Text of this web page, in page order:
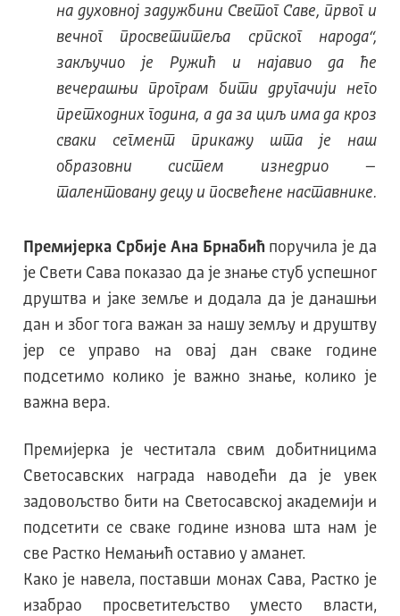
на духовној задужбини Светог Саве, првог и
вечног просветитеља српског народа“,
закључио је Ружић и најавио да ће
вечерашњи програм бити другачији него
претходних година, а да за циљ има да кроз
сваки сегмент прикажу шта је наш
образовни систем изнедрио –
талентовану децу и посвећене наставнике.
Премијерка Србије Ана Брнабићпоручила је да
је Свети Сава показао да је знање стуб успешног
друштва и јаке земље и додала да је данашњи
дан и због тога важан за нашу земљу и друштву
јер се управо на овај дан сваке године
подсетимо колико је важно знање, колико је
важна вера.
Премијерка је честитала свим добитницима
Светосавских награда наводећи да је увек
задовољство бити на Светосавској академији и
подсетити се сваке године изнова шта нам је
све Растко Немањић оставио у аманет.
Како је навела, поставши монах Сава, Растко је
изабрао просветитељство уместо власти,